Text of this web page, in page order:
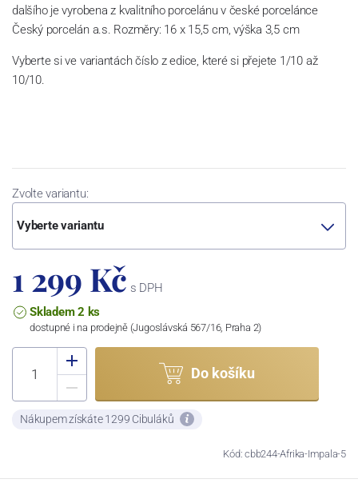
dalšího je vyrobena z kvalitního porcelánu v české porcelánce
Český porcelán a.s. Rozměry: 16 x 15,5 cm, výška 3,5 cm
Vyberte si ve variantách číslo z edice, které si přejete 1/10 až
10/10.
Zvolte variantu:
Vyberte variantu
1 299 Kč s DPH
Skladem 2 ks
dostupné i na prodejně (Jugoslávská 567/16, Praha 2)
Do košíku
Nákupem získáte 1299 Cibuláků
Kód: cbb244-Afrika-Impala-5